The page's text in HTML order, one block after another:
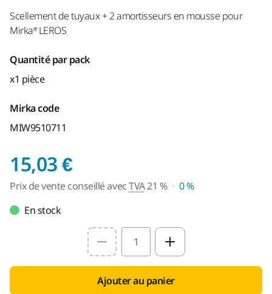
Scellement de tuyaux + 2 amortisseurs en mousse pour
Mirka® LEROS
Quantité par pack
x1 pièce
Mirka code
MIW9510711
15,03 €Prix de vente
Prix de vente conseillé avecTVA21 %
0 %
En stock
Select quantity value
Ajouter au panier